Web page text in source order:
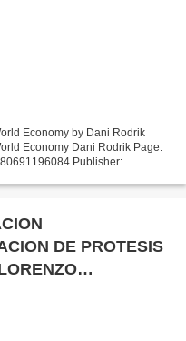
Economy by Dani Rodrik
Economy Dani Rodrik Page:
Publisher:
DE PROTESIS